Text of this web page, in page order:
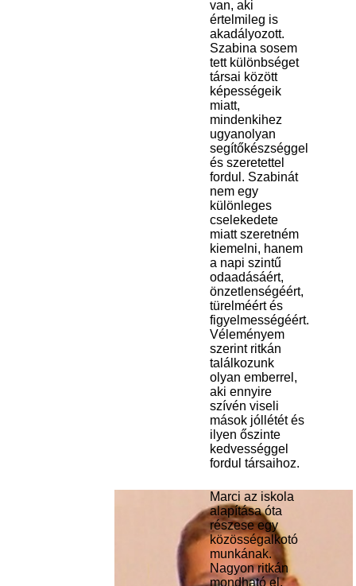
van, aki
értelmileg is
akadályozott.
Szabina sosem
tett különbséget
társai között
képességeik
miatt,
mindenkihez
ugyanolyan
segítőkészséggel
és szeretettel
fordul. Szabinát
nem egy
különleges
cselekedete
miatt szeretném
kiemelni, hanem
a napi szintű
odaadásáért,
önzetlenségéért,
türelméért és
figyelmességéért.
Véleményem
szerint ritkán
találkozunk
olyan emberrel,
aki ennyire
szívén viseli
mások jóllétét és
ilyen őszinte
kedvességgel
fordul társaihoz.
Marci az iskola
alapítása óta
részese egy
közösségalkotó
munkának.
Nagyon ritkán
mondható el,